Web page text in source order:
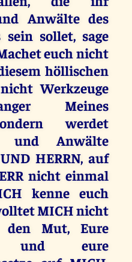
Anwälte des
sein sollet, sage
euch nicht
höllischen
Werkzeuge
Meines
werdet
und Anwälte
HERRN, auf
nicht einmal
kenne euch
MICH nicht
den Mut, Eure
und eure